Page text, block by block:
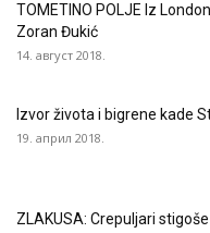
TOMETINO POLJE Iz
Zoran Đukić
14. август 2018.
Izvor života i bigrene kade
19. април 2018.
ZLAKUSA: Crepuljari